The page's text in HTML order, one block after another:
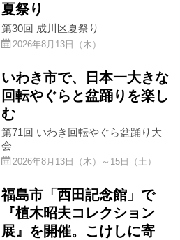
夏祭り
第30回 成川区夏祭り
2026年8月13日（木）
いわき市で、日本一大きな
回転やぐらと盆踊りを楽し
む
第71回 いわき回転やぐら盆踊り大
会
2026年8月13日（木）～15日（土）
福島市「西田記念館」で
『植木昭夫コレクション
展』を開催。こけしに寄